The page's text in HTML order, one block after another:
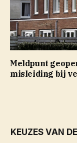
Meldpunt
misleiding bij
KEUZES VAN